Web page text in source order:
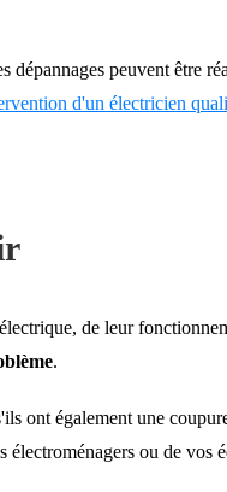
peuvent être
d'un électricien
de leur
.
ont également une
ou de vos